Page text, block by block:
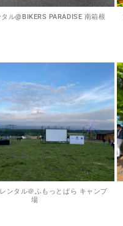
ル@BIKERS PARADISE 南箱根
ンタル＠ふもっとぱら キャンプ
場